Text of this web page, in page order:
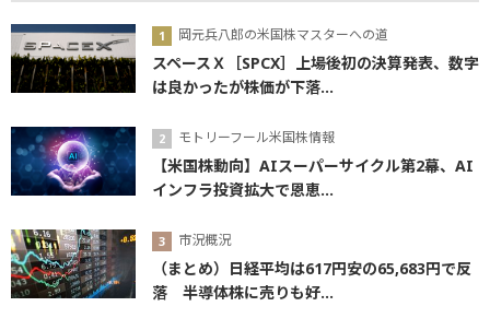
岡元兵八郎の米国株マスターへの道
スペースＸ［SPCX］上場後初の決算発表、数字
は良かったが株価が下落...
モトリーフール米国株情報
【米国株動向】AIスーパーサイクル第2幕、AI
インフラ投資拡大で恩恵...
市況概況
（まとめ）日経平均は617円安の65,683円で反
落 半導体株に売りも好...